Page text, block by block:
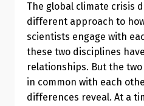
The global climate crisis
different approach to
scientists engage with
these two disciplines
relationships. But the
in common with each
differences reveal. At a